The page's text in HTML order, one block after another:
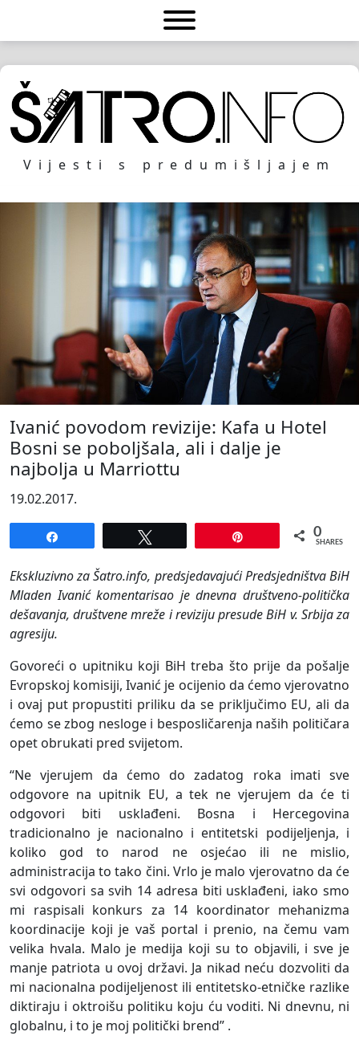
Vijesti s predumišljajem
Ivanić povodom revizije: Kafa u Hotel
Bosni se poboljšala, ali i dalje je
najbolja u Marriottu
19.02.2017.
0
SHARES
Ekskluzivno za Šatro.info, predsjedavajući Predsjedništva BiH
Mladen Ivanić komentarisao je dnevna društveno-politička
dešavanja, društvene mreže i reviziju presude BiH v. Srbija za
agresiju.
Govoreći o upitniku koji BiH treba što prije da pošalje
Evropskoj komisiji, Ivanić je ocijenio da ćemo vjerovatno
i ovaj put propustiti priliku da se priključimo EU, ali da
ćemo se zbog nesloge i besposličarenja naših političara
opet obrukati pred svijetom.
“Ne vjerujem da ćemo do zadatog roka imati sve
odgovore na upitnik EU, a tek ne vjerujem da će ti
odgovori biti usklađeni. Bosna i Hercegovina
tradicionalno je nacionalno i entitetski podijeljenja, i
koliko god to narod ne osjećao ili ne mislio,
administracija to tako čini. Vrlo je malo vjerovatno da će
svi odgovori sa svih 14 adresa biti usklađeni, iako smo
mi raspisali konkurs za 14 koordinator mehanizma
koordinacije koji je vaš portal i prenio, na čemu vam
velika hvala. Malo je medija koji su to objavili, i sve je
manje patriota u ovoj državi. Ja nikad neću dozvoliti da
mi nacionalna podijeljenost ili entitetsko-etničke razlike
diktiraju i oktroišu politiku koju ću voditi. Ni dnevnu, ni
globalnu, i to je moj politički brend” .